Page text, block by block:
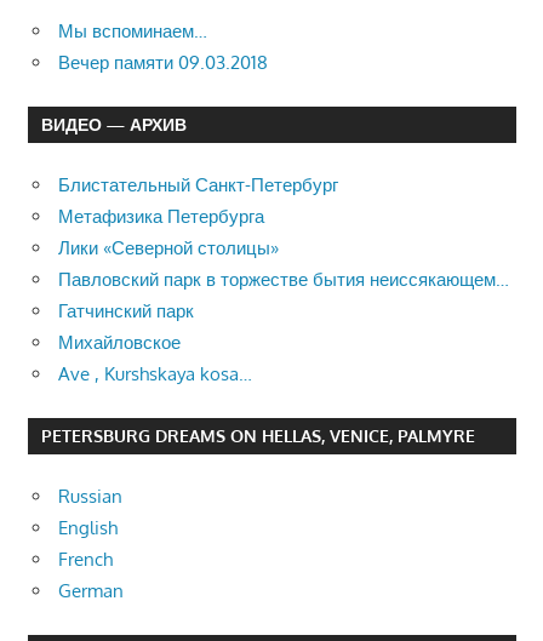
Мы вспоминаем…
Вечер памяти 09.03.2018
ВИДЕО — АРХИВ
Блистательный Санкт-Петербург
Метафизика Петербурга
Лики «Северной столицы»
Павловский парк в торжестве бытия неиссякающем…
Гатчинский парк
Михайловское
Ave , Kurshskaya kosa…
PETERSBURG DREAMS ON HELLAS, VENICE, PALMYRE
Russian
English
French
German